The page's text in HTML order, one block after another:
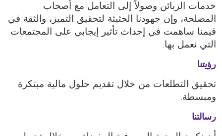
خدمات الزبائن وصولاً إلى التعامل مع أصحاب
المصلحة، وإن جهودنا الحثيثة لتحقيق التميز، والثقة في
قيمنا ساهمت في إحداث تأثير إيجابي على المجتمعات
التي نعمل بها.
رؤيتنا
تحقيق التطلعات من خلال تقديم حلول مالية مبتكرة
ومبسطة.
رسالتنا